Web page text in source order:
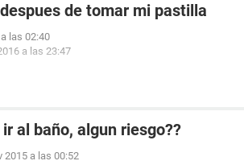
de tomar mi pastilla
las 02:40
a las 23:47
al baño, algun riesgo??
2015 a las 00:52